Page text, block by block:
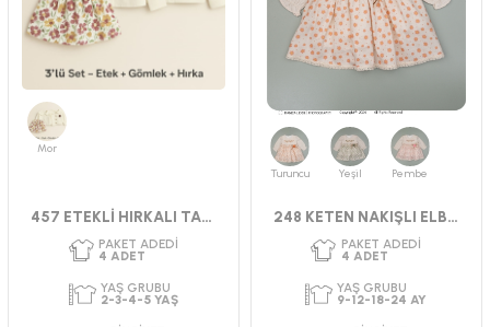
CINSIYET
KIZ
CINSIYET
KIZ
Mor
457 ETEKLİ HIRKALI TAKIM 2-5 YAŞ
Turuncu Yeşil Pembe
248 KETEN NAKIŞLI ELBİSE